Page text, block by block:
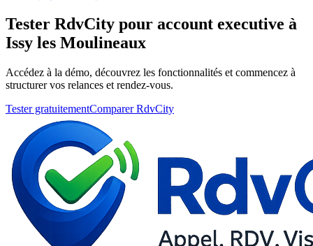
Tester RdvCity pour account executive à
Issy les Moulineaux
Accédez à la démo, découvrez les fonctionnalités et commencez à
structurer vos relances et rendez-vous.
Tester gratuitementComparer RdvCity